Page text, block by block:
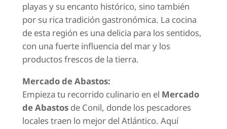
playas y su encanto histórico, sino también
por su rica tradición gastronómica. La cocina
de esta región es una delicia para los sentidos,
con una fuerte influencia del mar y los
productos frescos de la tierra.
Mercado de Abastos:
Empieza tu recorrido culinario en el Mercado
de Abastosde Conil, donde los pescadores
locales traen lo mejor del Atlántico. Aquí